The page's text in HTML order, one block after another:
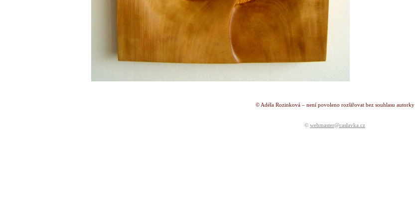
© Adéla Rozinková – není povoleno rozšiřovat bez souhlasu autorky
© webmaster@caslavka.cz